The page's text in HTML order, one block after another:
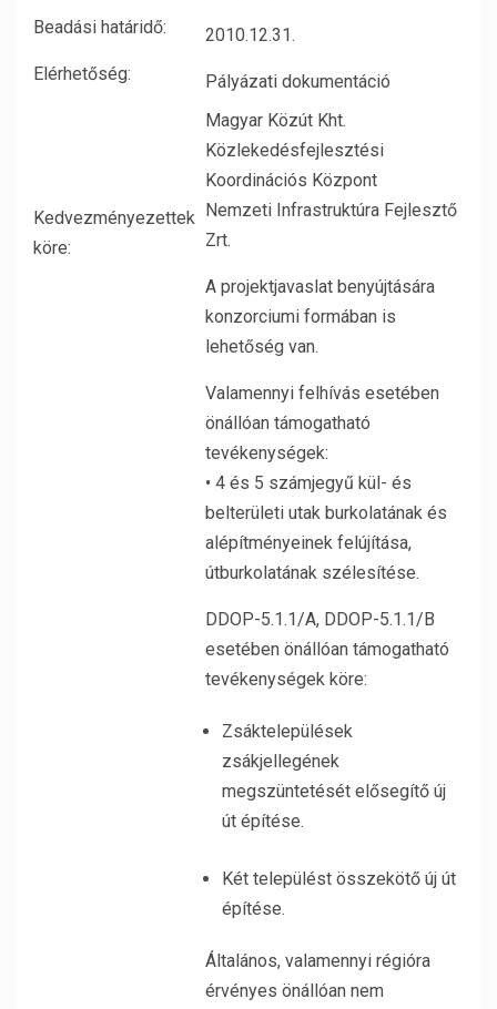
Beadási határidő:
2010.12.31.
Elérhetőség:
Pályázati dokumentáció
Kedvezményezettek
köre:
Magyar Közút Kht.
Közlekedésfejlesztési
Koordinációs Központ
Nemzeti Infrastruktúra Fejlesztő
Zrt.
A projektjavaslat benyújtására
konzorciumi formában is
lehetőség van.
Valamennyi felhívás esetében
önállóan támogatható
tevékenységek:
• 4 és 5 számjegyű kül- és
belterületi utak burkolatának és
alépítményeinek felújítása,
útburkolatának szélesítése.
DDOP-5.1.1/A, DDOP-5.1.1/B
esetében önállóan támogatható
tevékenységek köre:
Zsáktelepülések
zsákjellegének
megszüntetését elősegítő új
út építése.
Két települést összekötő új út
építése.
Általános, valamennyi régióra
érvényes önállóan nem